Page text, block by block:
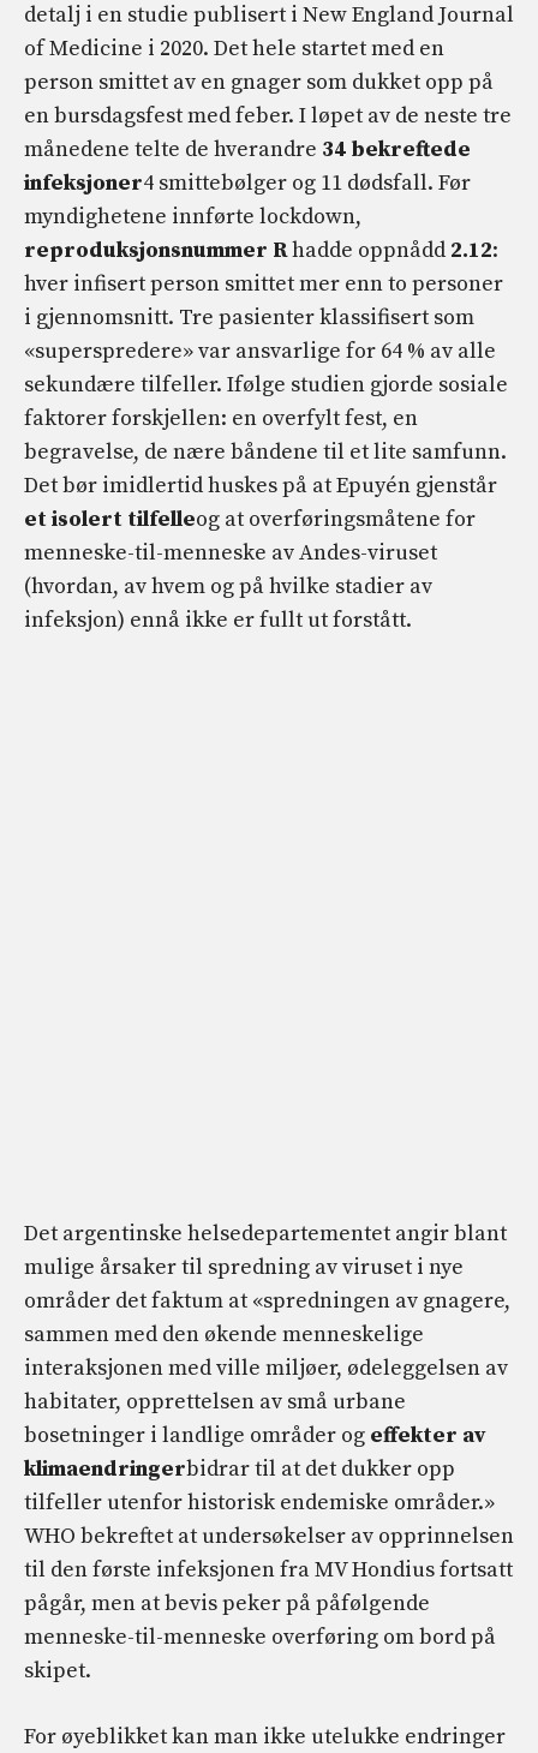
detalj i en studie publisert i New England Journal
of Medicine i 2020. Det hele startet med en
person smittet av en gnager som dukket opp på
en bursdagsfest med feber. I løpet av de neste tre
månedene telte de hverandre 34 bekreftede
infeksjoner4 smittebølger og 11 dødsfall. Før
myndighetene innførte lockdown,
reproduksjonsnummer Rhadde oppnådd 2.12:
hver infisert person smittet mer enn to personer
i gjennomsnitt. Tre pasienter klassifisert som
«superspredere» var ansvarlige for 64 % av alle
sekundære tilfeller. Ifølge studien gjorde sosiale
faktorer forskjellen: en overfylt fest, en
begravelse, de nære båndene til et lite samfunn.
Det bør imidlertid huskes på at Epuyén gjenstår
et isolert tilfelleog at overføringsmåtene for
menneske-til-menneske av Andes-viruset
(hvordan, av hvem og på hvilke stadier av
infeksjon) ennå ikke er fullt ut forstått.
Det argentinske helsedepartementet angir blant
mulige årsaker til spredning av viruset i nye
områder det faktum at «spredningen av gnagere,
sammen med den økende menneskelige
interaksjonen med ville miljøer, ødeleggelsen av
habitater, opprettelsen av små urbane
bosetninger i landlige områder og effekter av
klimaendringerbidrar til at det dukker opp
tilfeller utenfor historisk endemiske områder.»
WHO bekreftet at undersøkelser av opprinnelsen
til den første infeksjonen fra MV Hondius fortsatt
pågår, men at bevis peker på påfølgende
menneske-til-menneske overføring om bord på
skipet.
For øyeblikket kan man ikke utelukke endringer